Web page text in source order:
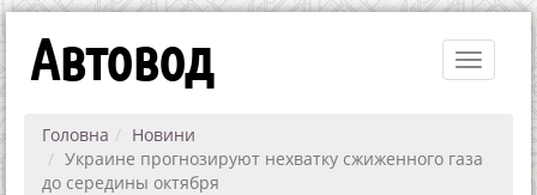
Toggle
Автовод
Головна
Новини
Украине прогнозируют нехватку сжиженного газа
до середины октября